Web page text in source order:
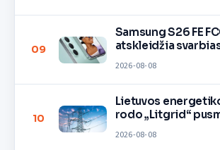
09
Samsung S26 FE
atskleidžia
2026-08-08
10
Lietuvos
rodo „Litgrid“
2026-08-08